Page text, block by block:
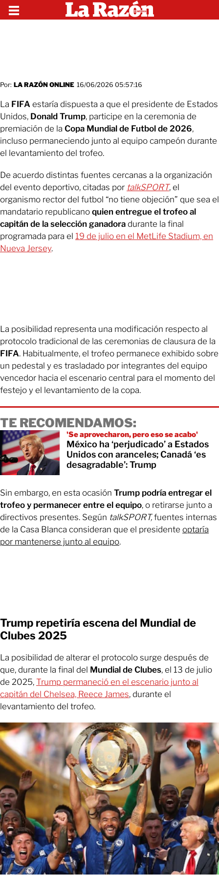
Por: LA RAZÓN ONLINE 16/06/2026 05:57:16
La FIFA estaría dispuesta a que el presidente de Estados
Unidos, Donald Trump, participe en la ceremonia de
premiación de la Copa Mundial de Futbol de 2026,
incluso permaneciendo junto al equipo campeón durante
el levantamiento del trofeo.
De acuerdo distintas fuentes cercanas a la organización
del evento deportivo, citadas por talkSPORT, el
organismo rector del futbol “no tiene objeción” que sea el
mandatario republicano quien entregue el trofeo al
capitán de la selección ganadora durante la final
programada para el 19 de julio en el MetLife Stadium, en
Nueva Jersey.
La posibilidad representa una modificación respecto al
protocolo tradicional de las ceremonias de clausura de la
FIFA. Habitualmente, el trofeo permanece exhibido sobre
un pedestal y es trasladado por integrantes del equipo
vencedor hacia el escenario central para el momento del
festejo y el levantamiento de la copa.
TE RECOMENDAMOS:
'Se aprovecharon, pero eso se acabo'
México ha ‘perjudicado’ a Estados
Unidos con aranceles; Canadá ‘es
desagradable’: Trump
Sin embargo, en esta ocasión Trump podría entregar el
trofeo y permanecer entre el equipo, o retirarse junto a
directivos presentes. Según talkSPORT,fuentes internas
de la Casa Blanca consideran que el presidente optaría
por mantenerse junto al equipo.
Trump repetiría escena del Mundial de
Clubes 2025
La posibilidad de alterar el protocolo surge después de
que, durante la final del Mundial de Clubes, el 13 de julio
de 2025, Trump permaneció en el escenario junto al
capitán del Chelsea, Reece James, durante el
levantamiento del trofeo.